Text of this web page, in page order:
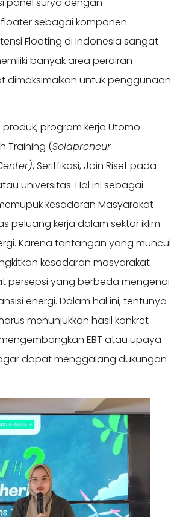
sebagai komponen
Floating di Indonesia sangat
banyak area perairan
dimaksimalkan untuk penggunaan
produk, program kerja Utomo
Training (Solapreneur
, Seritfikasi, Join Riset pada
universitas. Hal ini sebagai
kesadaran Masyarakat
peluang kerja dalam sektor iklim
Karena tantangan yang muncul
kesadaran masyarakat
persepsi yang berbeda mengenai
energi. Dalam hal ini, tentunya
menunjukkan hasil konkret
EBT atau upaya
dapat menggalang dukungan